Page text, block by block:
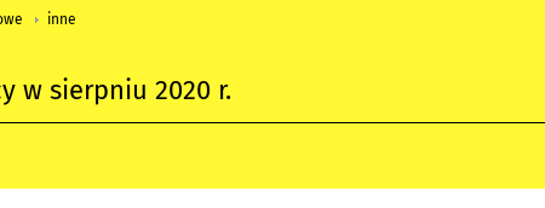
inne
w sierpniu 2020 r.